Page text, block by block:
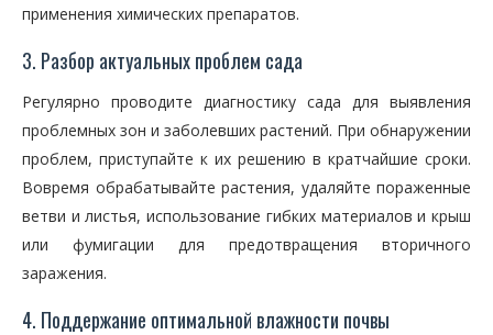
применения химических препаратов.
3. Разбор актуальных проблем сада
Регулярно проводите диагностику сада для выявления
проблемных зон и заболевших растений. При обнаружении
проблем, приступайте к их решению в кратчайшие сроки.
Вовремя обрабатывайте растения, удаляйте пораженные
ветви и листья, использование гибких материалов и крыш
или фумигации для предотвращения вторичного
заражения.
4. Поддержание оптимальной влажности почвы